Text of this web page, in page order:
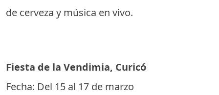
de cerveza y música en vivo.
Fiesta de la Vendimia, Curicó
Fecha: Del 15 al 17 de marzo